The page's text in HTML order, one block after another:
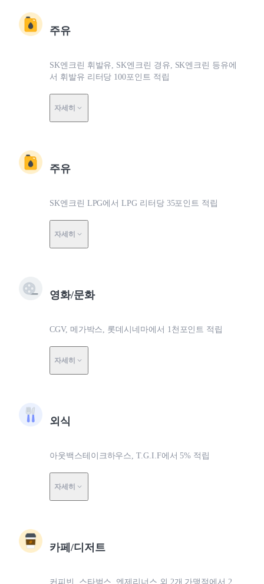
주유
SK엔크린 휘발유, SK엔크린 경유, SK엔크린 등유에
서 휘발유 리터당 100포인트 적립
자세히
주유
SK엔크린 LPG에서 LPG 리터당 35포인트 적립
자세히
영화/문화
CGV, 메가박스, 롯데시네마에서 1천포인트 적립
자세히
외식
아웃백스테이크하우스, T.G.I.F에서 5% 적립
자세히
카페/디저트
커피빈, 스타벅스, 엔제리너스 외 2개 가맹점에서 2.